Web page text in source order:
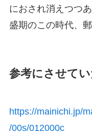
におされ消えつつ
盛期のこの時代、
参考にさせて
https://mainichi.jp/
/00s/012000c